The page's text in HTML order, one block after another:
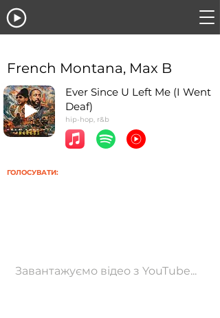
French Montana, Max B
Ever Since U Left Me (I Went
Deaf)
hip-hop, r&b
ГОЛОСУВАТИ:
Завантажуємо відео з YouTube...